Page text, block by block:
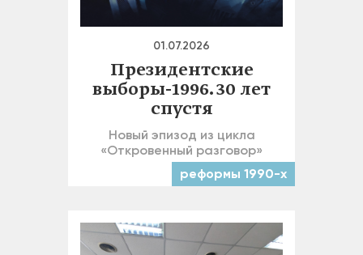
01.07.2026
Президентские
выборы-1996. 30 лет
спустя
Новый эпизод из цикла
«Откровенный разговор»
реформы 1990-х